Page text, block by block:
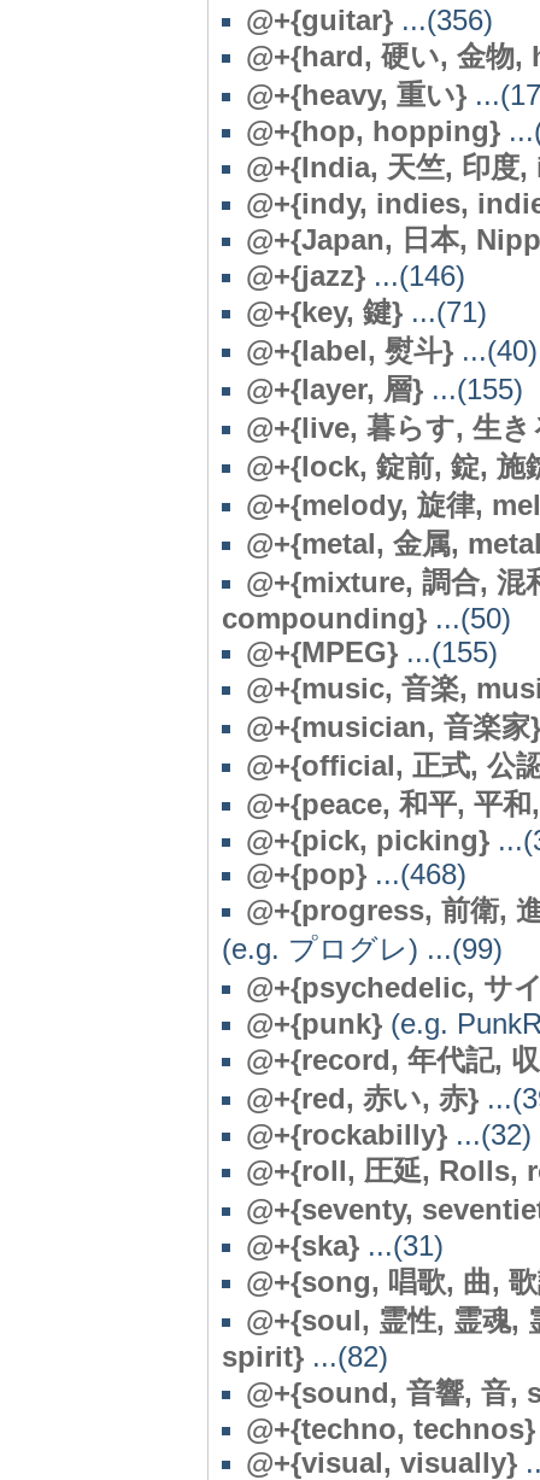
@+{guitar} ...(356)
@+{hard, 硬い, 金物,
@+{heavy, 重い}
@+{hop, hopping}
@+{India, 天竺, 印度
@+{indy, indies,
@+{Japan, 日本,
@+{jazz} ...(146)
@+{key, 鍵} ...(71)
@+{label, 熨斗} ...(40)
@+{layer, 層} ...(155)
@+{live, 暮らす, 生
@+{lock, 錠前, 錠, 施
@+{melody, 旋律,
@+{metal, 金属,
@+{mixture, 調合,
compounding} ...(50)
@+{MPEG} ...(155)
@+{music, 音楽,
@+{musician, 音楽家}
@+{official, 正式, 公
@+{peace, 和平, 平
@+{pick, picking}
@+{pop} ...(468)
@+{progress, 前衛,
(e.g. プログレ) ...(99)
@+{psychedelic, サ
@+{punk} (e.g.
@+{record, 年代記,
@+{red, 赤い, 赤}
@+{rockabilly} ...(32)
@+{roll, 圧延, Rolls,
@+{seventy,
@+{ska} ...(31)
@+{song, 唱歌, 曲,
@+{soul, 霊性, 霊魂,
spirit} ...(82)
@+{sound, 音響, 音,
@+{techno, technos}
@+{visual, visually}